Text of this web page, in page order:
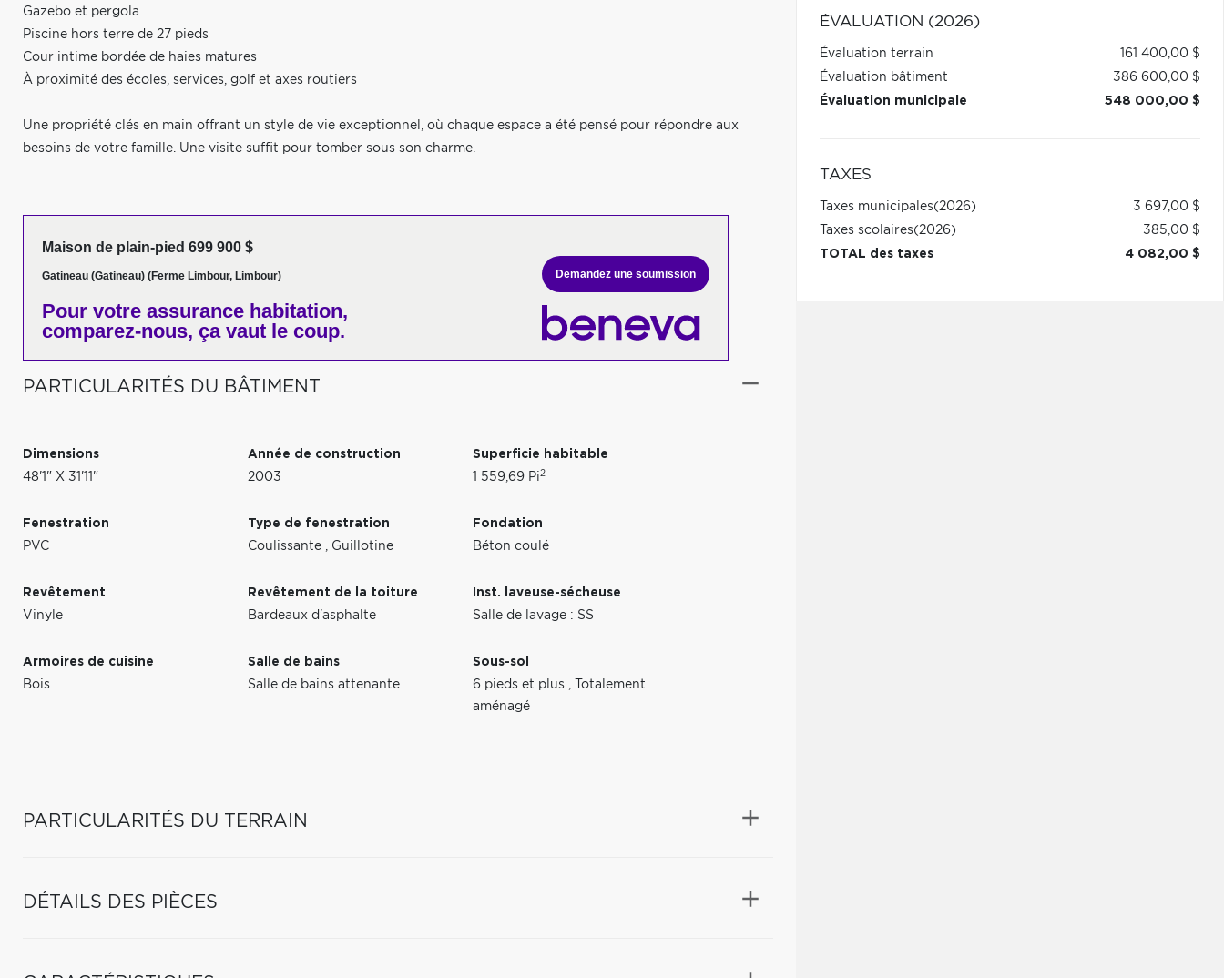
Gazebo et pergola
Piscine hors terre de 27 pieds
Cour intime bordée de haies matures
À proximité des écoles, services, golf et axes routiers
Une propriété clés en main offrant un style de vie exceptionnel, où chaque espace a été pensé pour répondre aux
besoins de votre famille. Une visite suffit pour tomber sous son charme.
Maison de plain-pied 699 900 $
Gatineau (Gatineau) (Ferme Limbour, Limbour)
Pour votre assurance habitation,
comparez-nous, ça vaut le coup.
Demandez une soumission
PARTICULARITÉS DU BÂTIMENT
Dimensions
48'1" X 31'11"
Année de construction
2003
Superficie habitable
1 559,69 Pi2
Fenestration
PVC
Type de fenestration
Coulissante , Guillotine
Fondation
Béton coulé
Revêtement
Vinyle
Revêtement de la toiture
Bardeaux d'asphalte
Inst. laveuse-sécheuse
Salle de lavage : SS
Armoires de cuisine
Bois
Salle de bains
Salle de bains attenante
Sous-sol
6 pieds et plus ,
Totalement
aménagé
PARTICULARITÉS DU TERRAIN
DÉTAILS DES PIÈCES
ÉVALUATION (2026)
Évaluation terrain
161 400,00 $
Évaluation bâtiment
386 600,00 $
Évaluation municipale
548 000,00 $
TAXES
Taxes municipales(2026)
3 697,00 $
Taxes scolaires(2026)
385,00 $
TOTAL des taxes
4 082,00 $